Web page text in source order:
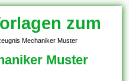
zum
Mechaniker Muster
Muster